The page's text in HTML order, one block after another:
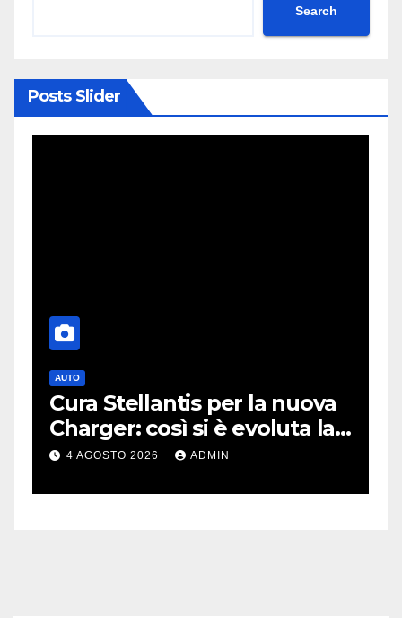
Search
Posts Slider
la nuova
è evoluta la
Cina, stop alle luci
auto hi-tech: non
norma
4 AGOSTO 2026